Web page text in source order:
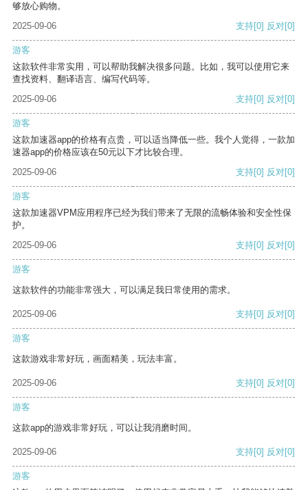
够放心购物。
2025-09-06
支持[0] 反对[0]
游客
这款软件非常实用，可以帮助我解决很多问题。比如，我可以使用它来
查找资料、翻译语言、编写代码等。
2025-09-06
支持[0] 反对[0]
游客
这款加速器app的价格有点贵，可以适当降低一些。我个人觉得，一款加
速器app的价格应该在50元以下才比较合理。
2025-09-06
支持[0] 反对[0]
游客
这款加速器VPM应用程序已经为我们带来了无限的流畅体验和安全性保
护。
2025-09-06
支持[0] 反对[0]
游客
这款软件的功能非常强大，可以满足我日常使用的需求。
2025-09-06 支持[0] 反对[0]
游客
这款游戏非常好玩，画面精美，玩法丰富。
2025-09-06 支持[0] 反对[0]
游客
这款app的游戏非常好玩，可以让我消磨时间。
2025-09-06 支持[0] 反对[0]
游客